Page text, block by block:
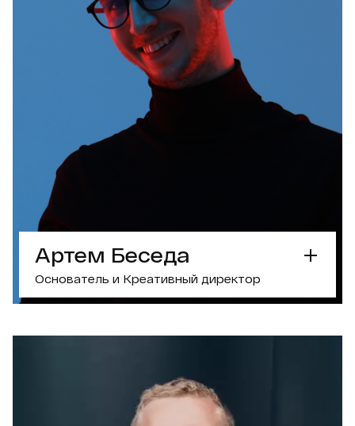
- Автор учебных программ и куратор курса
Graphic Design Medium в Projector
Артем Беседа
Основатель и Креативный директор
Креативная тактика– сделает, чтобы
ЧТО ЛЮБОПЫТНОГО?